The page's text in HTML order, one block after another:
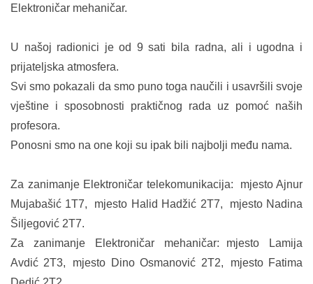
Elektroničar mehaničar.
U našoj radionici je od 9 sati bila radna, ali i ugodna i
prijateljska atmosfera.
Svi smo pokazali da smo puno toga naučili i usavršili svoje
vještine i sposobnosti praktičnog rada uz pomoć naših
profesora.
Ponosni smo na one koji su ipak bili najbolji među nama.
Za zanimanje Elektroničar telekomunikacija: mjesto Ajnur
Mujabašić 1T7, mjesto Halid Hadžić 2T7, mjesto Nadina
Šiljegović 2T7.
Za zanimanje Elektroničar mehaničar: mjesto Lamija
Avdić 2T3, mjesto Dino Osmanović 2T2, mjesto Fatima